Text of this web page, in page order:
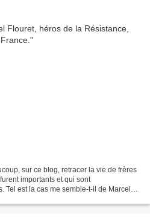
sur ce blog, retracer la vie de frères
importants et qui sont
Tel est la cas me semble-t-il de Marcel